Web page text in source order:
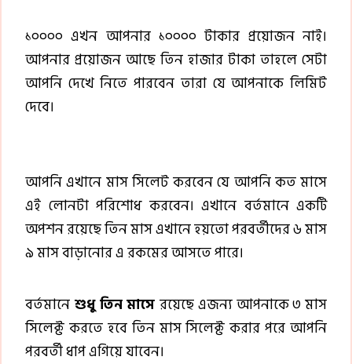
১০০০০ এখন আপনার ১০০০০ টাকার প্রয়োজন নাই।
আপনার প্রয়োজন আছে তিন হাজার টাকা তাহলে সেটা
আপনি দেখে নিতে পারবেন তারা যে আপনাকে লিমিট
দেবে।
আপনি এখানে মাস সিলেট করবেন যে আপনি কত মাসে
এই লোনটা পরিশোধ করবেন। এখানে বর্তমানে একটি
অপশন রয়েছে তিন মাস এখানে হয়তো পরবর্তীদের ৬ মাস
৯ মাস বাড়ানোর এ রকমের আসতে পারে।
বর্তমানে শুধু তিন মাসে রয়েছে এজন্য আপনাকে ৩ মাস
সিলেক্ট করতে হবে তিন মাস সিলেক্ট করার পরে আপনি
পরবর্তী ধাপ এগিয়ে যাবেন।